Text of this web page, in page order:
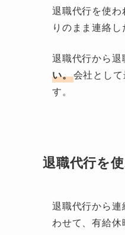
退職代行を使
りのまま連絡し
退職代行から
い。会社とし
す。
退職代行を
退職代行から
わせて、有給休